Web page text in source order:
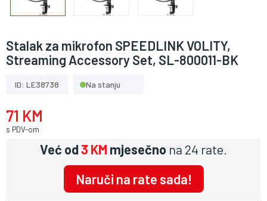
Stalak za mikrofon SPEEDLINK VOLITY,
Streaming Accessory Set, SL-800011-BK
ID: LE38738 Na stanju
71 KM
s PDV-om
Već od3 KM mjesečno na 24 rate.
Naruči na rate sada!